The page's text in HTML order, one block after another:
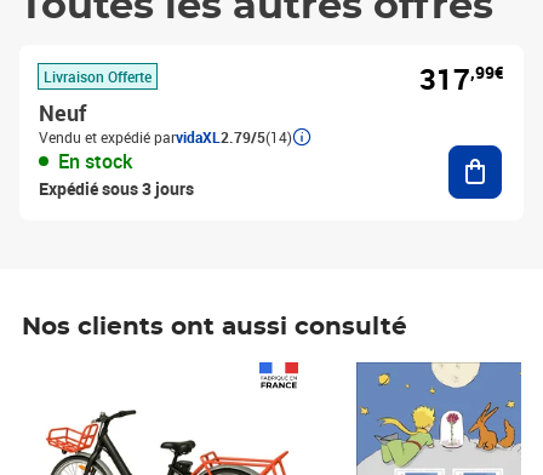
Livraison Offerte
Neuf
Vendu et expédié parvidaXL 2.79/5(14)
En stock
Expédié sous 3 jours
317,99€
Nos clients ont aussi consulté
Prix 7,50€